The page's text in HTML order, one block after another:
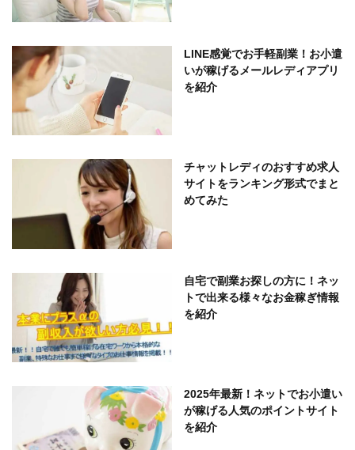
LINE感覚でお手軽副業！お小遣
いが稼げるメールレディアプリ
を紹介
チャットレディのおすすめ求人
サイトをランキング形式でまと
めてみた
自宅で副業お探しの方に！ネッ
トで出来る様々なお金稼ぎ情報
を紹介
2025年最新！ネットでお小遣い
が稼げる人気のポイントサイト
を紹介